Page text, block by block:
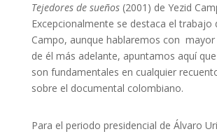
Tejedores de sueños(2001) de Yezid
Excepcionalmente se destaca el trabajo
Campo, aunque hablaremos con
de él más adelante, apuntamos aquí
son fundamentales en cualquier
sobre el documental colombiano.
Para el periodo presidencial de Álvaro